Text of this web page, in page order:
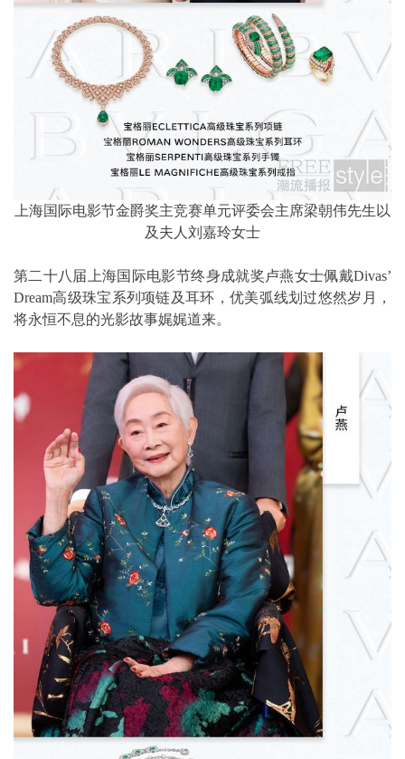
上海国际电影节金爵奖主竞赛单元评委会主席梁朝伟先生以
及夫人刘嘉玲女士
第二十八届上海国际电影节终身成就奖卢燕女士佩戴Divas’
Dream高级珠宝系列项链及耳环，优美弧线划过悠然岁月，
将永恒不息的光影故事娓娓道来。